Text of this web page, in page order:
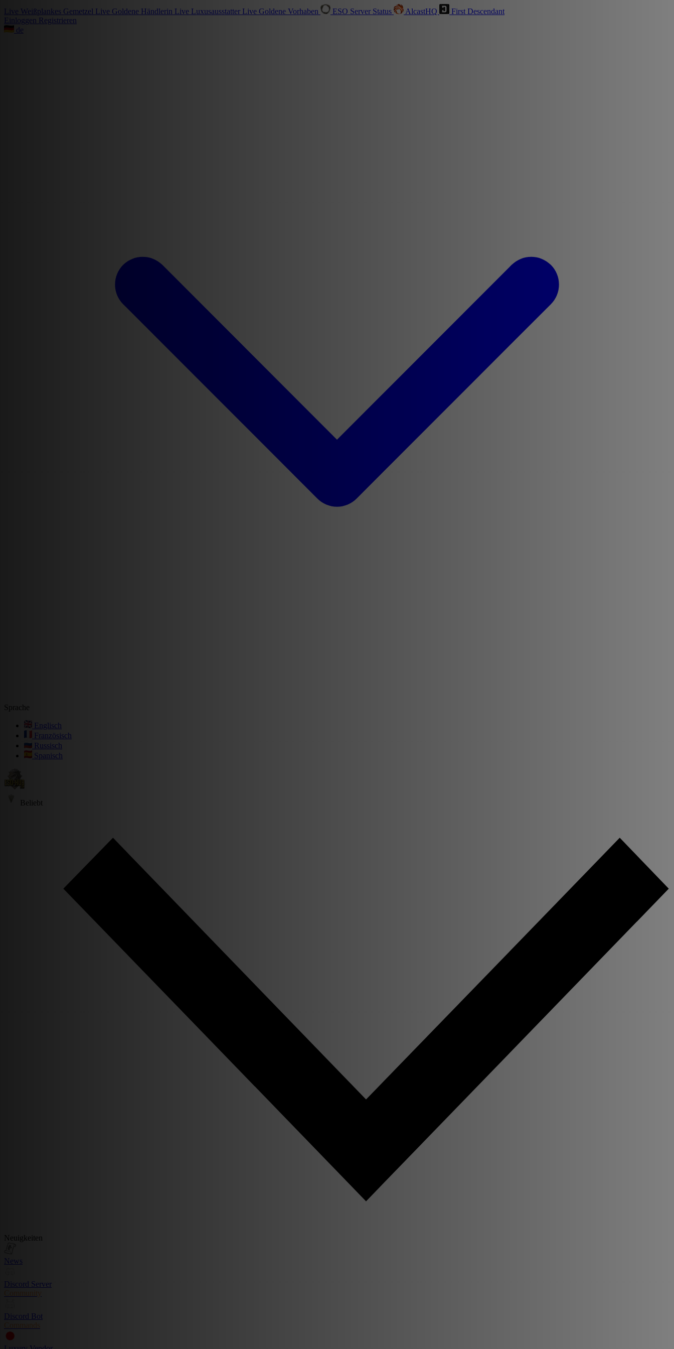
Live Weißplankes Gemetzel Live Goldene Händlerin Live Luxusausstatter Live Goldene Vorhaben ESO Server Status AlcastHQ
First Descendant
Einloggen Registrieren
de
Sprache
Englisch
Französisch
Russisch
Spanisch
Beliebt
Neuigkeiten
News
Discord Server
Community
Discord Bot